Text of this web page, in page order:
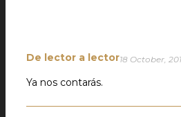
De lector a lector18 October,
Ya nos contarás.